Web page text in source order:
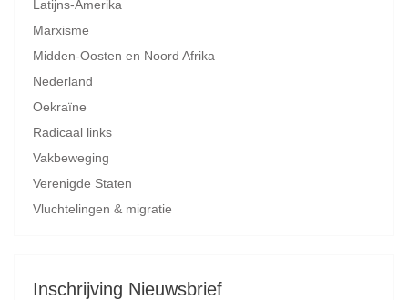
Latijns-Amerika
Marxisme
Midden-Oosten en Noord Afrika
Nederland
Oekraïne
Radicaal links
Vakbeweging
Verenigde Staten
Vluchtelingen & migratie
Inschrijving Nieuwsbrief